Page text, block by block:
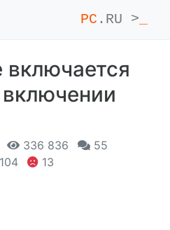
PC .RU >
336 836
55
104 13